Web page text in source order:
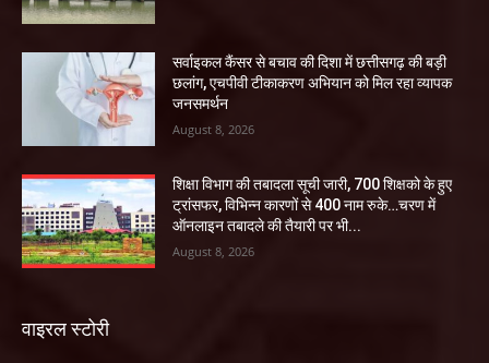
सर्वाइकल कैंसर से बचाव की दिशा में छत्तीसगढ़ की बड़ी
छलांग, एचपीवी टीकाकरण अभियान को मिल रहा व्यापक
जनसमर्थन
August 8, 2026
शिक्षा विभाग की तबादला सूची जारी, 700 शिक्षको के हुए
ट्रांसफर, विभिन्न कारणों से 400 नाम रुके…चरण में
ऑनलाइन तबादले की तैयारी पर भी...
August 8, 2026
वाइरल स्टोरी